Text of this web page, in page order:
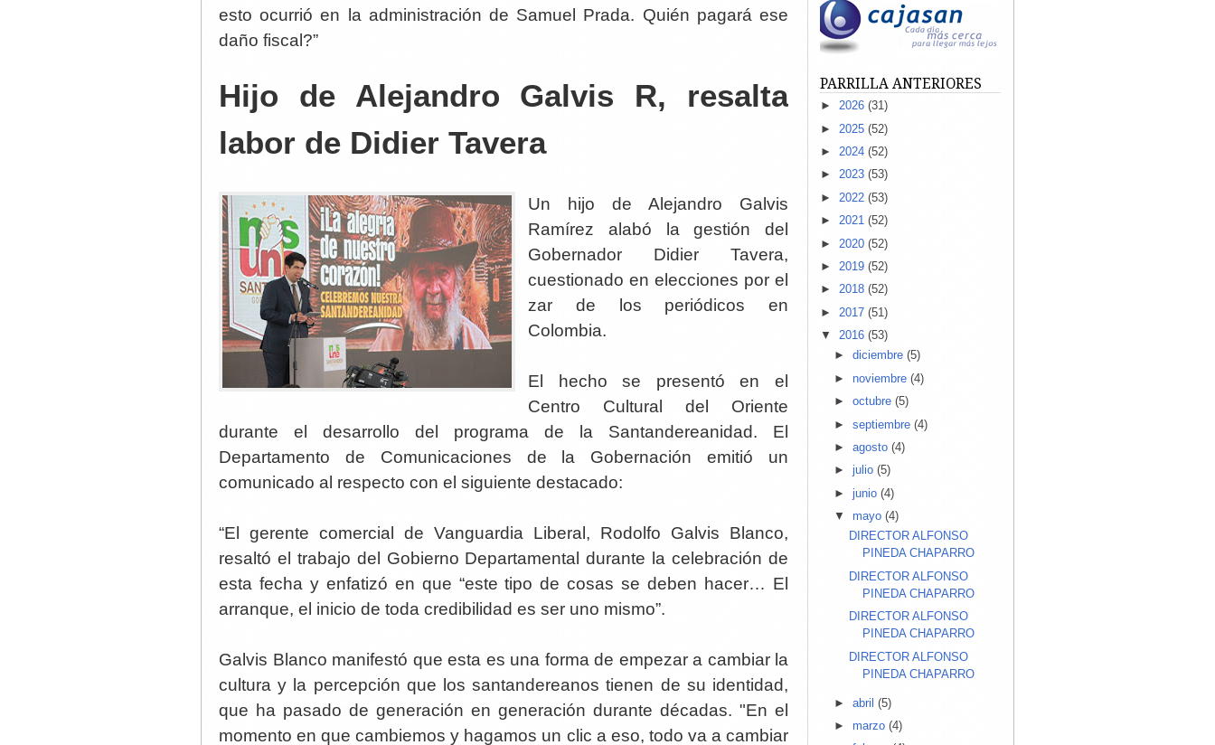
esto ocurrió en la administración de Samuel Prada. Quién pagará ese
daño fiscal?”
Hijo de Alejandro Galvis R, resalta
labor de Didier Tavera
Un hijo de Alejandro Galvis
Ramírez alabó la gestión del
Gobernador Didier Tavera,
cuestionado en elecciones por el
zar de los periódicos en
Colombia.
El hecho se presentó en el
Centro Cultural del Oriente
durante el desarrollo del programa de la Santandereanidad. El
Departamento de Comunicaciones de la Gobernación emitió un
comunicado al respecto con el siguiente destacado:
“El gerente comercial de Vanguardia Liberal, Rodolfo Galvis Blanco,
resaltó el trabajo del Gobierno Departamental durante la celebración de
esta fecha y enfatizó en que “este tipo de cosas se deben hacer… El
arranque, el inicio de toda credibilidad es ser uno mismo”.
Galvis Blanco manifestó que esta es una forma de empezar a cambiar la
cultura y la percepción que los santandereanos tienen de su identidad,
que ha pasado de generación en generación durante décadas. "En el
momento en que cambiemos y hagamos un clic a eso, todo va a cambiar
PARRILLA ANTERIORES
► 2026 (31)
► 2025 (52)
► 2024 (52)
► 2023 (53)
► 2022 (53)
► 2021 (52)
► 2020 (52)
► 2019 (52)
► 2018 (52)
► 2017 (51)
▼ 2016 (53)
►diciembre (5)
►noviembre (4)
►octubre (5)
►septiembre (4)
►agosto (4)
►julio (5)
►junio (4)
▼mayo (4)
DIRECTOR ALFONSO
PINEDA CHAPARRO
DIRECTOR ALFONSO
PINEDA CHAPARRO
DIRECTOR ALFONSO
PINEDA CHAPARRO
DIRECTOR ALFONSO
PINEDA CHAPARRO
►abril (5)
►marzo (4)